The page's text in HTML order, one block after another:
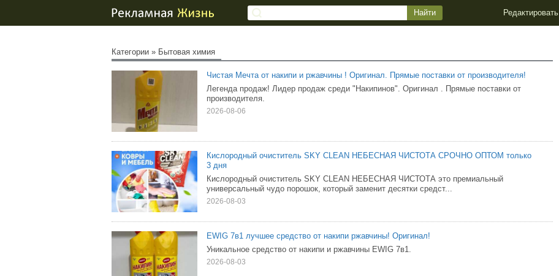
Редактировать
Категории » Бытовая химия
Чистая Мечта от накипи и ржавчины ! Оригинал. Прямые поставки от производителя!
Легенда продаж! Лидер продаж среди "Накипинов". Оригинал . Прямые поставки от
производителя.
2026-08-06
Кислородный очиститель SKY CLEAN НЕБЕСНАЯ ЧИСТОТА СРОЧНО ОПТОМ только
3 дня
Кислородный очиститель SKY CLEAN НЕБЕСНАЯ ЧИСТОТА это премиальный
универсальный чудо порошок, который заменит десятки средст...
2026-08-03
EWIG 7в1 лучшее средство от накипи ржавчины! Оригинал!
Уникальное средство от накипи и ржавчины EWIG 7в1.
2026-08-03